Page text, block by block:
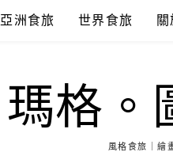
亞洲食旅 世界食旅
瑪格。
風格食旅｜繪